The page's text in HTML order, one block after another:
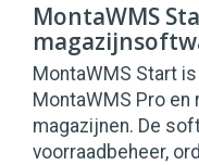
MontaWMS
MontaWMS Start
MontaWMS Pro
magazijnen. De
voorraadbeheer,